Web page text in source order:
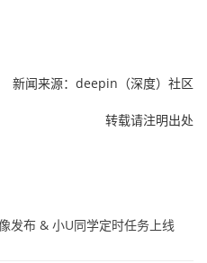
新闻来源：deepin（深度）社区
转载请注明出处
发布 & 小U同学定时任务上线